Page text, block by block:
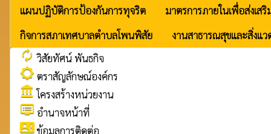
แผนปฏิบัติการป้องกันการทุจริต
มาตรการภายในเพื่อส่งเส
กิจการสภาเทศบาลตำบลโพนพิสัย
งานสาธารณสุขและสิ่งแ
autorenew วิสัยทัศน์ พันธกิจ
brightness_low ตราสัญลักษณ์องค์กร
account_balance โครงสร้างหน่วยงาน
dvr อำนาจหน้าที่
contact_phoneข้อมูลการติดต่อ